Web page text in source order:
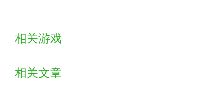
相关游戏
相关文章